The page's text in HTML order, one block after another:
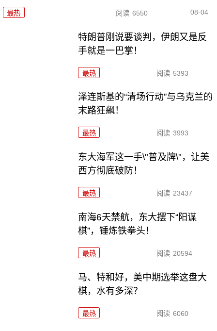
最热 阅读 6550 08-04
特朗普刚说要谈判，伊朗又是反
手就是一巴掌！
最热 阅读 5393
泽连斯基的“清场行动”与乌克兰的
末路狂飙！
最热 阅读 3993
东大海军这一手\"普及牌\"，让美
西方彻底破防！
最热 阅读 23437
南海6天禁航，东大摆下“阳谋
棋”，锤炼铁拳头！
最热 阅读 20594
马、特和好，美中期选举这盘大
棋，水有多深？
最热 阅读 6060